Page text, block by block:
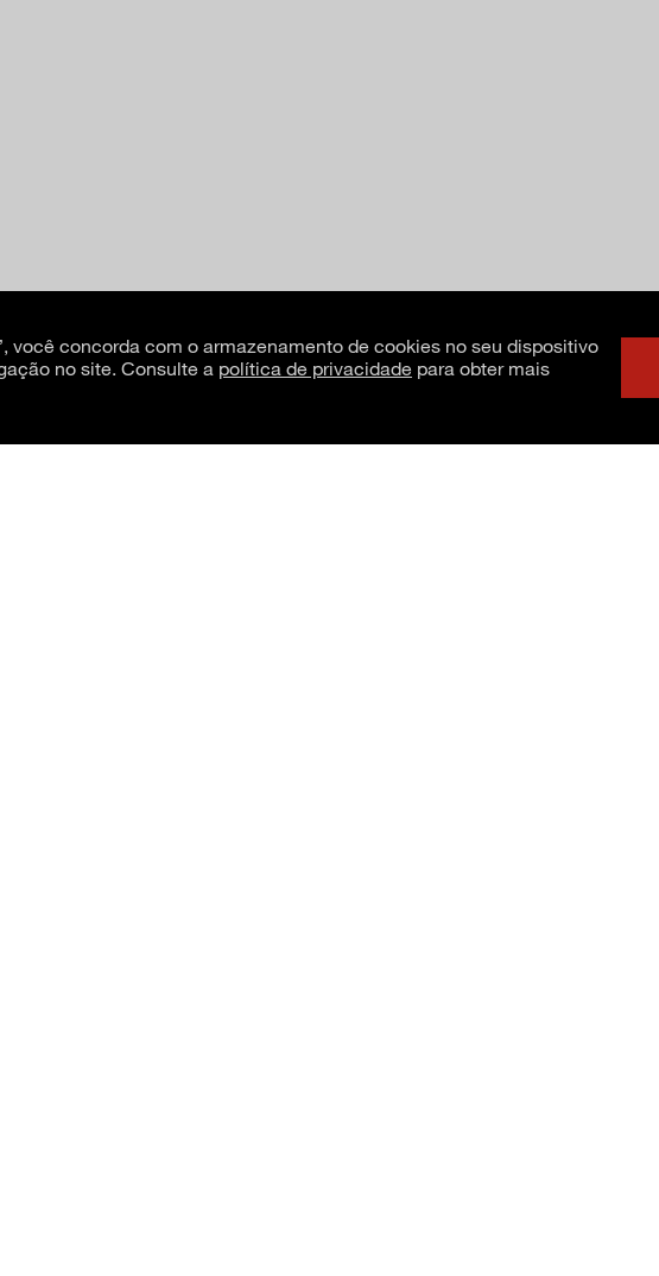
você concorda com o armazenamento de cookies no seu dispositivo
no site. Consulte a política de privacidade para obter mais